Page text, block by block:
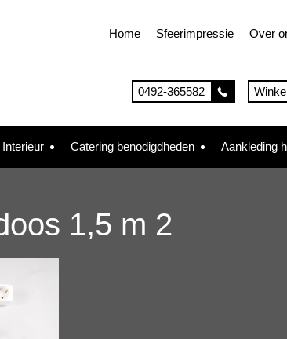
Home Sfeerimpressie Over
0492-365582
Interieur Catering benodigdheden Aankleding
1,5 m 2